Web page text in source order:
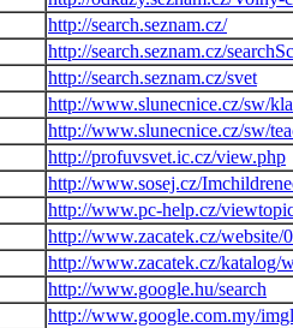
http://search.seznam.cz/
http://search.seznam.cz/
http://search.seznam.cz/svet
http://www.slunecnice.cz/sw/
http://www.slunecnice.cz/sw/
http://profuvsvet.ic.cz/view.php
http://www.sosej.cz/
http://www.pc-help.cz/
http://www.zacatek.cz/website/
http://www.zacatek.cz/katalog/
http://www.google.hu/search
http://www.google.com.my/